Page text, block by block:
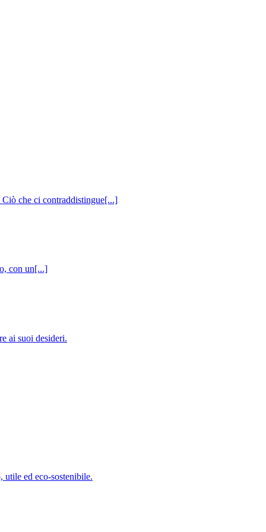
che ci contraddistingue[...]
con un[...]
ai suoi desideri.
utile ed eco-sostenibile.